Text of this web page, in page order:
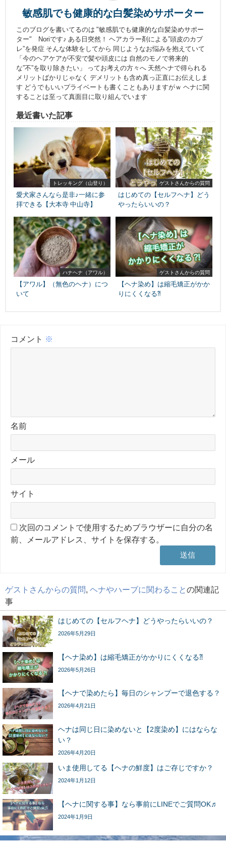
敏感肌でも健康的な白髪染めサポーター
このブログを書いてるのは "敏感肌でも健康的な白髪染めサポー
ター" Noriです♪ ある日突然！ ヘアカラー剤による”頭皮のカブ
レ”を発症 そんな体験をしてから 同じようなお悩みを抱えていて
「今のヘアケアが不安で髪や頭皮には 自然のモノで将来的
な”不”を取り除きたい」 ってお考えの方々へ 天然ヘナで得られる
メリットばかりじゃなく デメリットも含め真っ正直にお伝えしま
す どうでもいいプライベートも書くこともありますがｗ ヘナに関
することは至って真面目に取り組んでいます
最近書いた記事
トレッキング（山登り）
愛犬家さんなら是非♪一緒に参
拝できる【大本寺 中山寺】
ゲストさんからの質問
はじめての【セルフヘナ】どう
やったらいいの？
ハナヘナ（アワル）
【アワル】（無色のヘナ）につ
いて
ゲストさんからの質問
【ヘナ染め】は縮毛矯正がかか
りにくくなる⁈
コメント ※
名前
メール
サイト
次回のコメントで使用するためブラウザーに自分の名
前、メールアドレス、サイトを保存する。
ゲストさんからの質問 ヘナやハーブに関わることの関連記
事
はじめての【セルフヘナ】どうやったらいいの？
2026年5月29日
【ヘナ染め】は縮毛矯正がかかりにくくなる⁈
2026年5月26日
【ヘナで染めたら】毎日のシャンプーで退色する？
2026年4月21日
ヘナは同じ日に染めないと【2度染め】にはならな
い？
2026年4月20日
いま使用してる【ヘナの鮮度】はご存じですか？
2024年1月12日
【ヘナに関する事】なら事前にLINEでご質問OK♬
2024年1月9日